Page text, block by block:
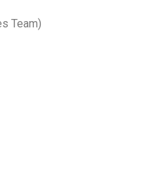
Team)